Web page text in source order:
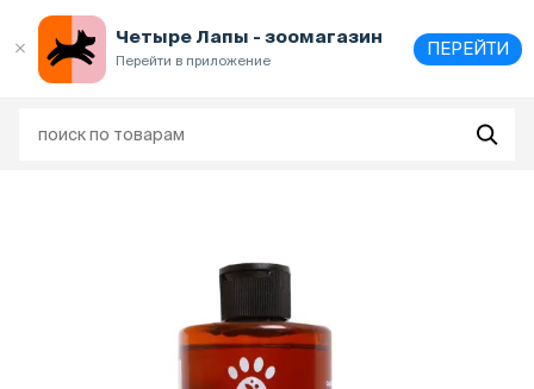
Четыре Лапы - зоомагазин
Перейти в приложение
ПЕРЕЙТИ